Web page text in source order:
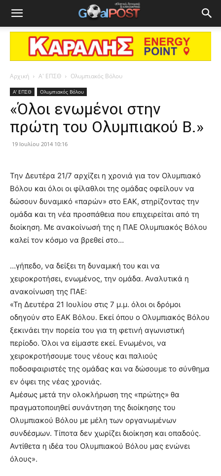
Αρχική Α' ΕΠΣΘ Ολυμπιακός Βόλου
Α' ΕΠΣΘ Ολυμπιακός Βόλου
«Όλοι ενωμένοι στην
πρώτη του Ολυμπιακού Β.»
19 Ιουλίου 2014 10:16
Την Δευτέρα 21/7 αρχίζει η χρονιά για τον Ολυμπιακό
Βόλου και όλοι οι φίλαθλοι της ομάδας οφείλουν να
δώσουν δυναμικό «παρών» στο ΕΑΚ, στηρίζοντας την
ομάδα και τη νέα προσπάθεια που επιχειρείται από τη
διοίκηση. Με ανακοίνωσή της η ΠΑΕ Ολυμπιακός Βόλου
καλεί τον κόσμο να βρεθεί στο…
…γήπεδο, να δείξει τη δυναμική του και να
χειροκροτήσει, ενωμένος, την ομάδα. Αναλυτικά η
ανακοίνωση της ΠΑΕ:
«Τη Δευτέρα 21 Ιουλίου στις 7 μ.μ. όλοι οι δρόμοι
οδηγούν στο ΕΑΚ Βόλου. Εκεί όπου ο Ολυμπιακός Βόλου
ξεκινάει την πορεία του για τη φετινή αγωνιστική
περίοδο. Όλοι να είμαστε εκεί. Ενωμένοι, να
χειροκροτήσουμε τους νέους και παλιούς
ποδοσφαιριστές της ομάδας και να δώσουμε το σύνθημα
εν όψει της νέας χρονιάς.
Αμέσως μετά την ολοκλήρωση της «πρώτης» θα
πραγματοποιηθεί συνάντηση της διοίκησης του
Ολυμπιακού Βόλου με μέλη των οργανωμένων
συνδέσμων. Τίποτα δεν χωρίζει διοίκηση και οπαδούς.
Αντίθετα η ιδέα του Ολυμπιακού Βόλου μας ενώνει
όλους».